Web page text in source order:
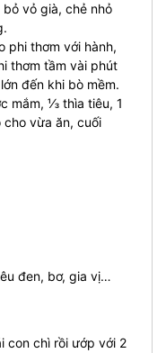
vỏ già, chẻ nhỏ
phi thơm với hành,
thơm tầm vài phút
đến khi bò mềm.
mắm, ⅓ thìa tiêu, 1
vừa ăn, cuối
đen, bơ, gia vị…
con chì rồi ướp với 2